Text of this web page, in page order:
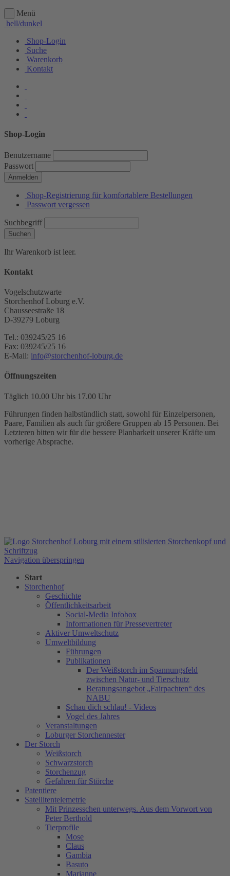
Menü
hell/dunkel
Shop-Login
Suche
Warenkorb
Kontakt
Shop-Login
Benutzername
Passwort
Anmelden
Shop-Registrierung für komfortablere Bestellungen
Passwort vergessen
Suchbegriff
Suchen
Ihr Warenkorb ist leer.
Kontakt
Vogelschutzwarte
Storchenhof Loburg e.V.
Chausseestraße 18
D-39279 Loburg
Tel.: 039245/25 16
Fax: 039245/25 16
E-Mail: info@storchenhof-loburg.de
Öffnungszeiten
Täglich 10.00 Uhr bis 17.00 Uhr
Führungen finden halbstündlich statt, sowohl für Einzelpersonen,
Paare, Familien als auch für größere Gruppen ab 15 Personen. Bei
Letzteren bitten wir für die bessere Planbarkeit unserer Kräfte um
vorherige Absprache.
Navigation überspringen
Start
Storchenhof
Geschichte
Öffentlichkeitsarbeit
Social-Media Infobox
Informationen für Pressevertreter
Aktiver Umweltschutz
Umweltbildung
Führungen
Publikationen
Der Weißstorch im Spannungsfeld
zwischen Natur- und Tierschutz
Beratungsangebot „Fairpachten“ des
NABU
Schau dich schlau! - Videos
Vogel des Jahres
Veranstaltungen
Loburger Storchennester
Der Storch
Weißstorch
Schwarzstorch
Storchenzug
Gefahren für Störche
Patentiere
Satellitentelemetrie
Mit Prinzesschen unterwegs. Aus dem Vorwort von
Peter Berthold
Tierprofile
Mose
Claus
Gambia
Basuto
Marianne